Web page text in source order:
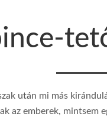
után mi más
az emberek, mintsem